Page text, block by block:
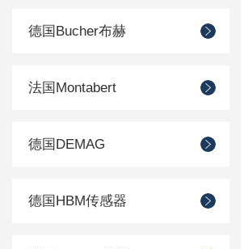
德国Bucher布赫
法国Montabert
德国DEMAG
德国HBM传感器